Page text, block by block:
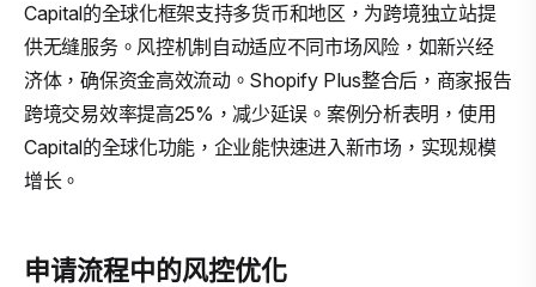
Capital的全球化框架支持多货币和地区，为跨境独立站提
供无缝服务。风控机制自动适应不同市场风险，如新兴经
济体，确保资金高效流动。Shopify Plus整合后，商家报告
跨境交易效率提高25%，减少延误。案例分析表明，使用
Capital的全球化功能，企业能快速进入新市场，实现规模
增长。
申请流程中的风控优化